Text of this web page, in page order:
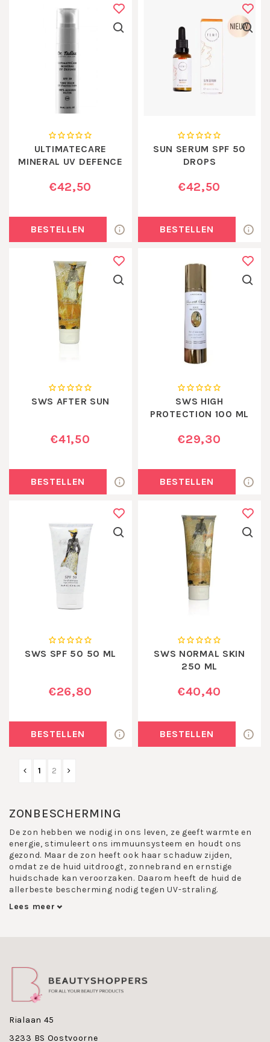
ULTIMATECARE
MINERAL UV DEFENCE
€42,50
BESTELLEN
SUN SERUM SPF 50
DROPS
€42,50
BESTELLEN
SWS AFTER SUN
€41,50
BESTELLEN
SWS HIGH
PROTECTION 100 ML
€29,30
BESTELLEN
SWS SPF 50 50 ML
€26,80
BESTELLEN
SWS NORMAL SKIN
250 ML
€40,40
BESTELLEN
1 2
ZONBESCHERMING
De zon hebben we nodig in ons leven, ze geeft warmte en
energie, stimuleert ons immuunsysteem en houdt ons
gezond. Maar de zon heeft ook haar schaduw zijden,
omdat ze de huid uitdroogt, zonnebrand en ernstige
huidschade kan veroorzaken. Daarom heeft de huid de
allerbeste bescherming nodig tegen UV-straling.
Ga bij sterke zonnestraling bij voorkeur i de
schaduw zitten
Bescherm uw huid met kleding
Bescherm de gedeelten van de huid die aan de zon
zijn blootgesteld met de juiste
Lees meer
Rialaan 45
3233 BS Oostvoorne